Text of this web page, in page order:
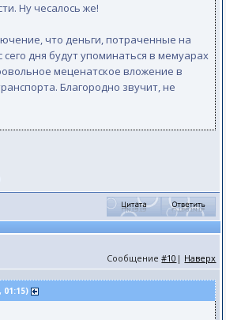
Ну чесалось же!
что деньги, потраченные на
сего дня будут упоминаться в мемуарах
меценатское вложение в
Благородно звучит, не
Сообщение#10 | Наверх
01:15)